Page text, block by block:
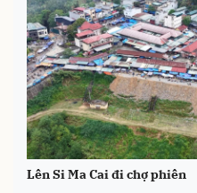
Lên Si Ma Cai đi chợ phiên